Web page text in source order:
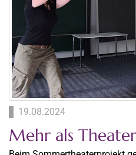
19.08.2024
Mehr als Theater